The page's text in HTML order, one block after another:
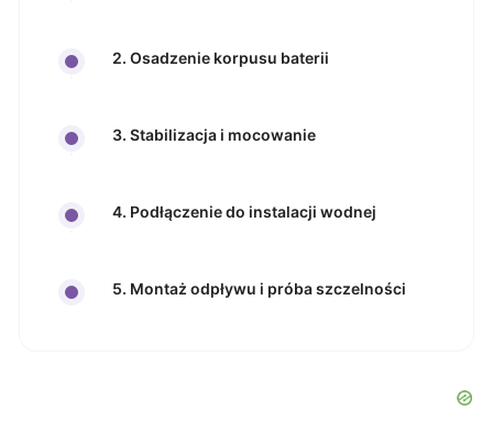
2. Osadzenie korpusu baterii
3. Stabilizacja i mocowanie
4. Podłączenie do instalacji wodnej
5. Montaż odpływu i próba szczelności